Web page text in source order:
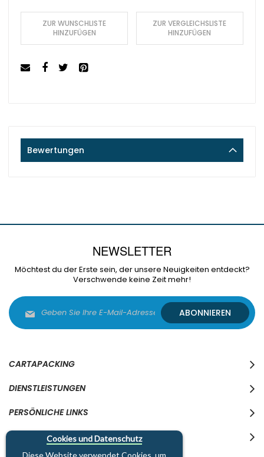
Cookies und Datenschutz
Diese Website verwendet Cookies, um
ZUR WUNSCHLISTE
HINZUFÜGEN
ZUR VERGLEICHSLISTE
HINZUFÜGEN
Bewertungen
NEWSLETTER
Möchtest du der Erste sein, der unsere Neuigkeiten entdeckt?
Verschwende keine Zeit mehr!
Sie
sich
ABONNIEREN
CARTAPACKING
DIENSTLEISTUNGEN
PERSÖNLICHE LINKS
WO WIR SIND